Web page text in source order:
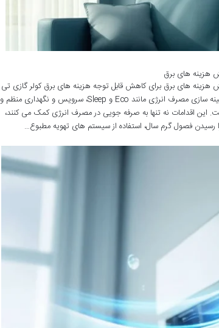
هزینه های برق
های برق برای کاهش قابل توجه هزینه های برق کولر گازی تی
سی ال خود، تمرکز بر تنظیمات هوشمند دما، استفاده از حالت های بهینه سازی مصرف انرژی مانند Eco و Sleep، سرویس و نگهداری منظم و
اقدامات نه تنها به صرفه جویی در مصرف انرژی کمک می کنند،
رسیدن فصول گرم سال، استفاده از سیستم های تهویه مطبوع…